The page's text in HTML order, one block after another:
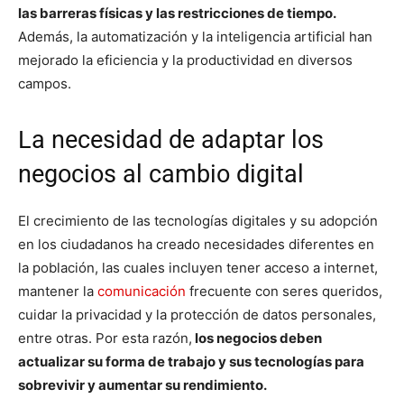
las barreras físicas y las restricciones de tiempo.
Además, la automatización y la inteligencia artificial han
mejorado la eficiencia y la productividad en diversos
campos.
La necesidad de adaptar los
negocios al cambio digital
El crecimiento de las tecnologías digitales y su adopción
en los ciudadanos ha creado necesidades diferentes en
la población, las cuales incluyen tener acceso a internet,
mantener la comunicación frecuente con seres queridos,
cuidar la privacidad y la protección de datos personales,
entre otras. Por esta razón, los negocios deben
actualizar su forma de trabajo y sus tecnologías para
sobrevivir y aumentar su rendimiento.